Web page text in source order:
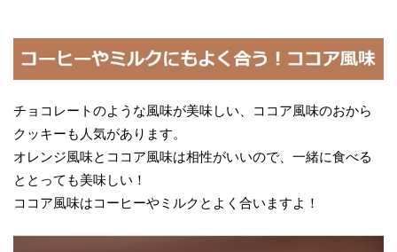
チョコレートのような風味が美味しい、ココア風味のおから
クッキーも人気があります。
オレンジ風味とココア風味は相性がいいので、一緒に食べる
ととっても美味しい！
ココア風味はコーヒーやミルクとよく合いますよ！